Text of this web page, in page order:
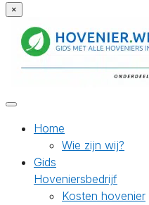
×
Home
Wie zijn wij?
Gids
Hoveniersbedrijf
Kosten hovenier